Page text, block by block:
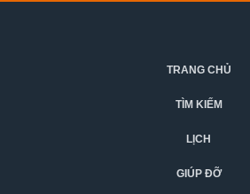
TRANG CHỦ
TÌM KIẾM
LỊCH
GIÚP ĐỠ